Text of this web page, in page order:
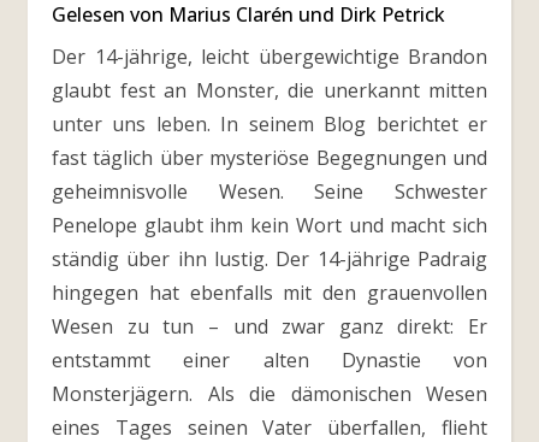
Gelesen von Marius Clarén und Dirk Petrick
Der 14-jährige, leicht übergewichtige Brandon
glaubt fest an Monster, die unerkannt mitten
unter uns leben. In seinem Blog berichtet er
fast täglich über mysteriöse Begegnungen und
geheimnisvolle Wesen. Seine Schwester
Penelope glaubt ihm kein Wort und macht sich
ständig über ihn lustig. Der 14-jährige Padraig
hingegen hat ebenfalls mit den grauenvollen
Wesen zu tun – und zwar ganz direkt: Er
entstammt einer alten Dynastie von
Monsterjägern. Als die dämonischen Wesen
eines Tages seinen Vater überfallen, flieht